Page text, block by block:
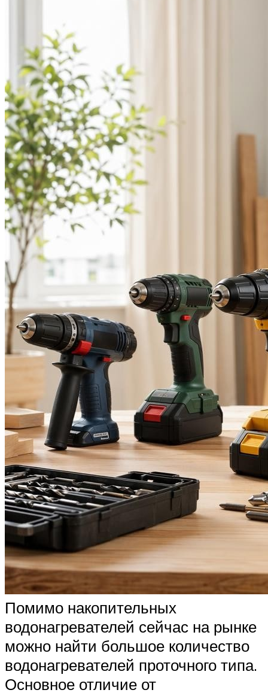
Помимо накопительных
водонагревателей сейчас на рынке
можно найти большое количество
водонагревателей проточного типа.
Основное отличие от